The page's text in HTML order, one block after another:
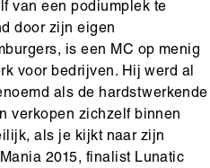
van een podiumplek te
door zijn eigen
is een MC op menig
voor bedrijven. Hij werd al
als de hardstwerkende
verkopen zichzelf binnen
als je kijkt naar zijn
2015, finalist Lunatic